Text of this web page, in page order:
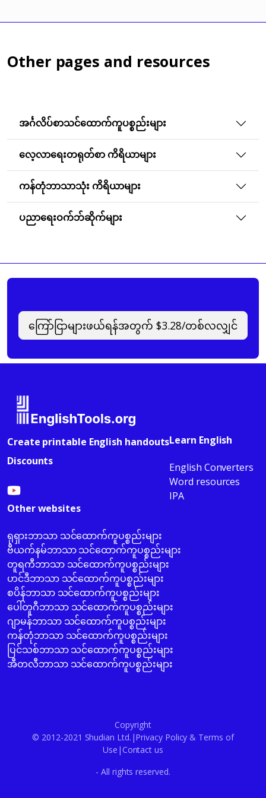
Other pages and resources
အင်္ဂလိပ်စာသင်ထောက်ကူပစ္စည်းများ
လေ့လာရေးတရုတ်စာ ကိရိယာများ
ကန်တုံဘာသာသုံး ကိရိယာများ
ပညာရေးဝက်ဘ်ဆိုက်များ
ကြော်ငြာများဖယ်ရန်အတွက် $3.28/တစ်လလျှင်
Create printable English handouts
Discounts
Learn English
English Converters
Word resources
IPA
Other websites
ရုရှားဘာသာ သင်ထောက်ကူပစ္စည်းများ
ဗီယက်နမ်ဘာသာ သင်ထောက်ကူပစ္စည်းများ
တူရကီဘာသာ သင်ထောက်ကူပစ္စည်းများ
ဟင်ဒီဘာသာ သင်ထောက်ကူပစ္စည်းများ
စပိန်ဘာသာ သင်ထောက်ကူပစ္စည်းများ
ပေါ်တူဂီဘာသာ သင်ထောက်ကူပစ္စည်းများ
ဂျာမန်ဘာသာ သင်ထောက်ကူပစ္စည်းများ
ကန်တုံဘာသာ သင်ထောက်ကူပစ္စည်းများ
ပြင်သစ်ဘာသာ သင်ထောက်ကူပစ္စည်းများ
အီတလီဘာသာ သင်ထောက်ကူပစ္စည်းများ
Copyright
© 2012-2021 Shudian Ltd.|Privacy Policy & Terms of
Use | Contact us
- All rights reserved.